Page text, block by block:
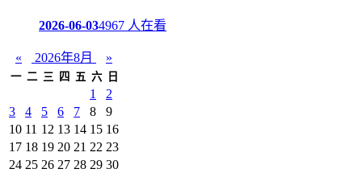
2026-06-034967 人在看
« 2026年8月 »
一 二 三 四 五 六 日
1
2
3
4 5 6 7 8
9
10 11 12 13 14 15 16
17 18 19 20 21 22 23
24 25 26 27 28 29 30